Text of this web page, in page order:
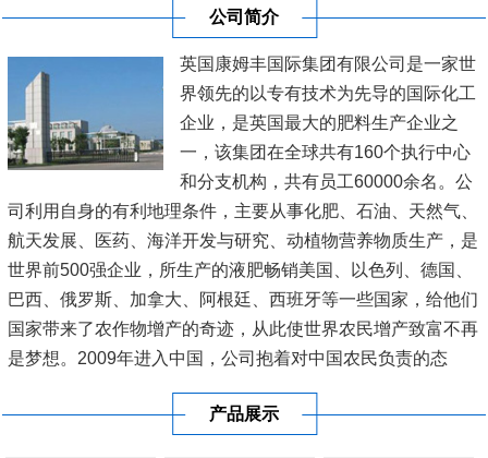
公司简介
英国康姆丰国际集团有限公司是一家世
界领先的以专有技术为先导的国际化工
企业，是英国最大的肥料生产企业之
一，该集团在全球共有160个执行中心
和分支机构，共有员工60000余名。公
司利用自身的有利地理条件，主要从事化肥、石油、天然气、
航天发展、医药、海洋开发与研究、动植物营养物质生产，是
世界前500强企业，所生产的液肥畅销美国、以色列、德国、
巴西、俄罗斯、加拿大、阿根廷、西班牙等一些国家，给他们
国家带来了农作物增产的奇迹，从此使世界农民增产致富不再
是梦想。2009年进入中国，公司抱着对中国农民负责的态
东、广西、海南等20多...
[查看详情]
产品展示